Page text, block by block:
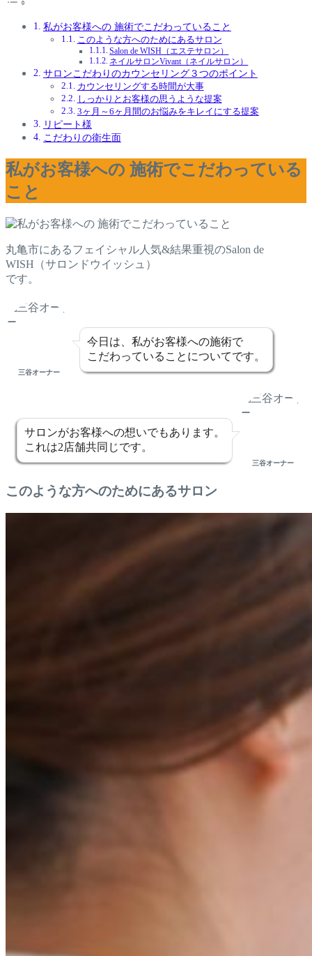
私がお客様への 施術でこだわっていること
このような方へのためにあるサロン
Salon de WISH（エステサロン）
ネイルサロンVivant（ネイルサロン）
サロンこだわりのカウンセリング３つのポイント
カウンセリングする時間が大事
しっかりとお客様の思うような提案
3ヶ月～6ヶ月間のお悩みをキレイにする提案
リピート様
こだわりの衛生面
私がお客様への 施術でこだわっている
こと
丸亀市にあるフェイシャル人気&結果重視のSalon de
WISH（サロンドウイッシュ）
です。
三谷オーナー
今日は、私がお客様への施術で
こだわっていることについてです。
サロンがお客様への想いでもあります。
これは2店舗共同じです。
三谷オーナー
このような方へのためにあるサロン